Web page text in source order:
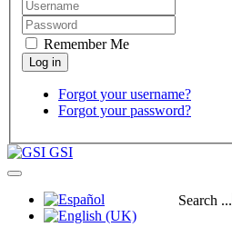
Remember Me
Forgot your username?
Forgot your password?
GSI
Search ...